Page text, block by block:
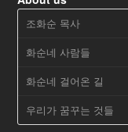
조화순 목사
화순네 사람들
화순네 걸어온 길
우리가 꿈꾸는 것들